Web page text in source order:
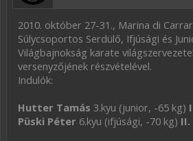
2010. október 27-31., Marina di
Súlycsoportos Serdülő, Ifjúsági és
Világbajnokság karate
versenyzőjének részvételével.
Indulók:
Hutter Tamás 3.kyu (junior, -65 kg)
Püski Péter 6.kyu (ifjúsági, -70 kg)